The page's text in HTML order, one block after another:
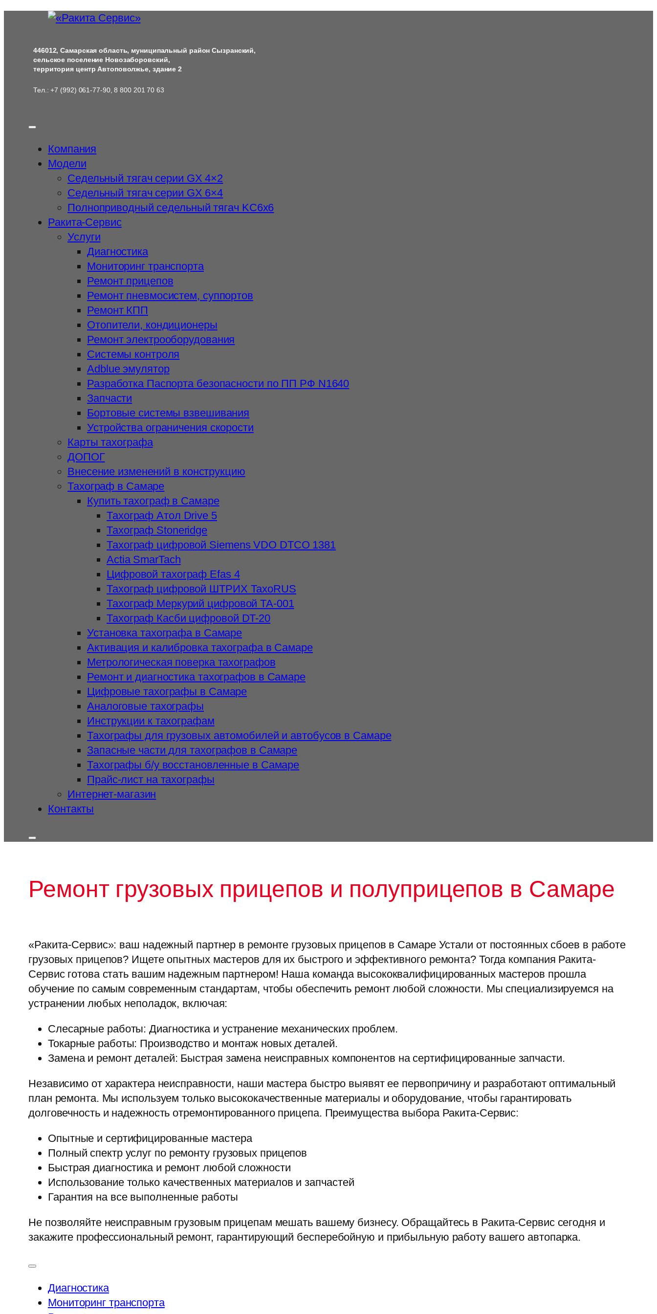
содержимому
446012, Самарская область, муниципальный район Сызранский,
сельское поселение Новозаборовский,
территория центр Автоповолжье, здание 2
Тел.: +7 (992) 061-77-90, 8 800 201 70 63
Компания
Модели
Cедельный тягач серии GX 4×2
Седельный тягач серии GX 6×4
Полноприводный седельный тягач KC6x6
Ракита-Сервис
Услуги
Диагностика
Мониторинг транспорта
Ремонт прицепов
Ремонт пневмосистем, суппортов
Ремонт КПП
Отопители, кондиционеры
Ремонт электрооборудования
Системы контроля
Adblue эмулятор
Разработка Паспорта безопасности по ПП РФ N1640
Запчасти
Бортовые системы взвешивания
Устройства ограничения скорости
Карты тахографа
ДОПОГ
Внесение изменений в конструкцию
Тахограф в Самаре
Купить тахограф в Самаре
Тахограф Атол Drive 5
Тахограф Stoneridge
Тахограф цифровой Siemens VDO DTCO 1381
Actia SmarTach
Цифровой тахограф Efas 4
Тахограф цифровой ШТРИХ ТахоRUS
Тахограф Меркурий цифровой ТА-001
Тахограф Касби цифровой DT-20
Установка тахографа в Самаре
Активация и калибровка тахографа в Самаре
Метрологическая поверка тахографов
Ремонт и диагностика тахографов в Самаре
Цифровые тахографы в Самаре
Аналоговые тахографы
Инструкции к тахографам
Тахографы для грузовых автомобилей и автобусов в Самаре
Запасные части для тахографов в Самаре
Тахографы б/у восстановленные в Самаре
Прайс-лист на тахографы
Интернет-магазин
Контакты
Ремонт грузовых прицепов и полуприцепов в Самаре
«Ракита-Сервис»: ваш надежный партнер в ремонте грузовых прицепов в Самаре Устали от постоянных сбоев в работе
грузовых прицепов? Ищете опытных мастеров для их быстрого и эффективного ремонта? Тогда компания Ракита-
Сервис готова стать вашим надежным партнером! Наша команда высококвалифицированных мастеров прошла
обучение по самым современным стандартам, чтобы обеспечить ремонт любой сложности. Мы специализируемся на
устранении любых неполадок, включая:
Слесарные работы: Диагностика и устранение механических проблем.
Токарные работы: Производство и монтаж новых деталей.
Замена и ремонт деталей: Быстрая замена неисправных компонентов на сертифицированные запчасти.
Независимо от характера неисправности, наши мастера быстро выявят ее первопричину и разработают оптимальный
план ремонта. Мы используем только высококачественные материалы и оборудование, чтобы гарантировать
долговечность и надежность отремонтированного прицепа. Преимущества выбора Ракита-Сервис:
Опытные и сертифицированные мастера
Полный спектр услуг по ремонту грузовых прицепов
Быстрая диагностика и ремонт любой сложности
Использование только качественных материалов и запчастей
Гарантия на все выполненные работы
Не позволяйте неисправным грузовым прицепам мешать вашему бизнесу. Обращайтесь в Ракита-Сервис сегодня и
закажите профессиональный ремонт, гарантирующий бесперебойную и прибыльную работу вашего автопарка.
Диагностика
Мониторинг транспорта